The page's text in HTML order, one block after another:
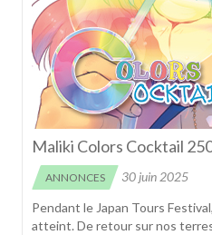
Maliki Colors Cocktail
ANNONCES
30 juin 2025
Pendant le Japan Tours
atteint. De retour sur nos